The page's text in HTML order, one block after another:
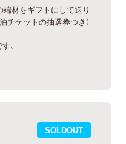
材をギフトにして送り
チケットの抽選券つき）
。
SOLDOUT